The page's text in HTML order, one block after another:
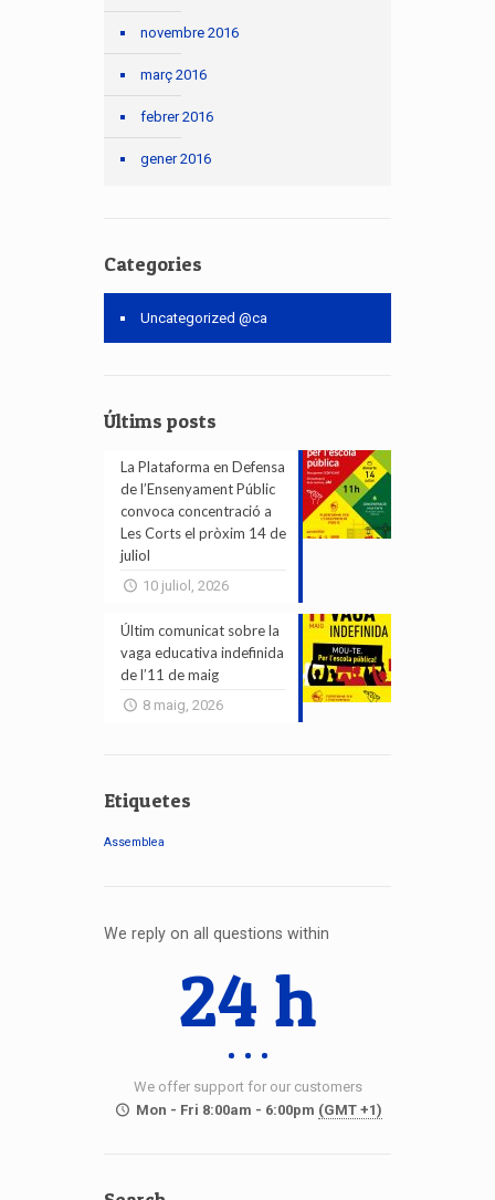
novembre 2016
març 2016
febrer 2016
gener 2016
Categories
Uncategorized @ca
Últims posts
La Plataforma en Defensa
de l’Ensenyament Públic
convoca concentració a
Les Corts el pròxim 14 de
juliol
10 juliol, 2026
Últim comunicat sobre la
vaga educativa indefinida
de l’11 de maig
8 maig, 2026
Etiquetes
Assemblea
We reply on all questions within
24 h
We offer support for our customers
Mon - Fri 8:00am - 6:00pm (GMT +1)